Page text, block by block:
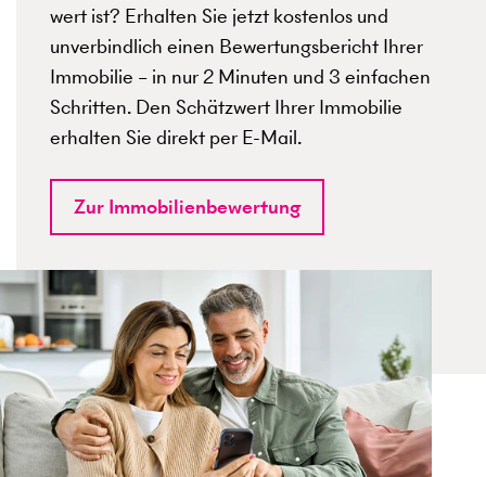
wert ist? Erhalten Sie jetzt kostenlos und
unverbindlich einen Bewertungsbericht Ihrer
Immobilie – in nur 2 Minuten und 3 einfachen
Schritten. Den Schätzwert Ihrer Immobilie
erhalten Sie direkt per E-Mail.
Zur Immobilienbewertung